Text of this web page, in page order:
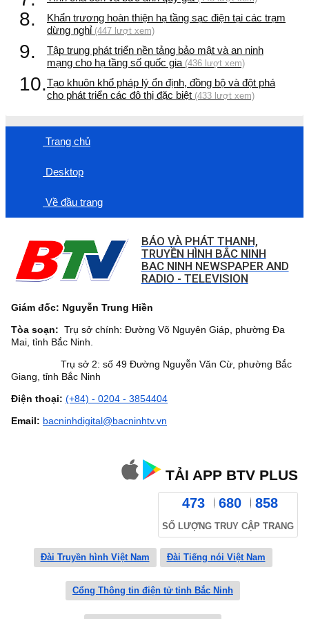
8.
Khẩn trương hoàn thiện hạ tầng sạc điện tại các trạm
dừng nghỉ (447 lượt xem)
9.
Tập trung phát triển nền tảng bảo mật và an ninh
mạng cho hạ tầng số quốc gia (436 lượt xem)
10.Tạo khuôn khổ pháp lý ổn định, đồng bộ và đột phá
cho phát triển các đô thị đặc biệt (433 lượt xem)
Trang chủ
Desktop
Về đầu trang
BÁO VÀ PHÁT THANH,
TRUYỀN HÌNH BẮC NINH
BAC NINH NEWSPAPER AND
RADIO - TELEVISION
Giám đốc: Nguyễn Trung Hiền
Tòa soạn: Trụ sở chính: Đường Võ Nguyên Giáp, phường Đa
Mai, tỉnh Bắc Ninh.
Trụ sở 2: số 49 Đường Nguyễn Văn Cừ, phường Bắc
Giang, tỉnh Bắc Ninh
Điện thoại: (+84) - 0204 - 3854404
Email: bacninhdigital@bacninhtv.vn
TẢI APP BTV PLUS
473 680 858
SỐ LƯỢNG TRUY CẬP TRANG
Đài Truyền hình Việt Nam Đài Tiếng nói Việt Nam
Cổng Thông tin điện tử tỉnh Bắc Ninh